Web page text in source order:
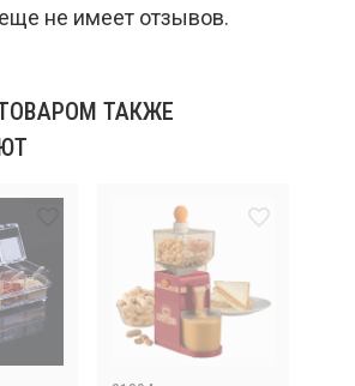
не имеет отзывов.
ТАКЖЕ